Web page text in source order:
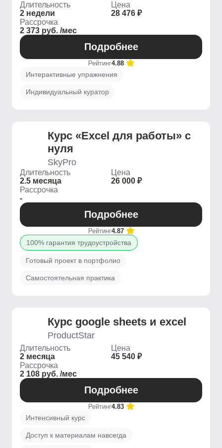
Длительность
2 недели
Цена
28 476 ₽
Рассрочка
2 373 руб. /мес
Подробнее
Рейтинг4.88
Интерактивные упражнения
Индивидуальный куратор
Курс «Excel для работы» с
нуля
SkyPro
Длительность
2.5 месяца
Цена
26 000 ₽
Рассрочка
-
Подробнее
Рейтинг4.87
100% гарантия трудоустройства
Готовый проект в портфолио
Самостоятельная практика
Курс google sheets и excel
ProductStar
Длительность
2 месяца
Цена
45 540 ₽
Рассрочка
2 108 руб. /мес
Подробнее
Рейтинг4.83
Интенсивный курс
Доступ к материалам навсегда